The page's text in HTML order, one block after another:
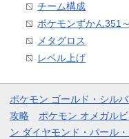
チーム構成
ポケモンずかん351～
メタグロス
レベル上げ
ポケモン ゴールド・シル
攻略
ポケモン オメガル
ン ダイヤモンド・パール